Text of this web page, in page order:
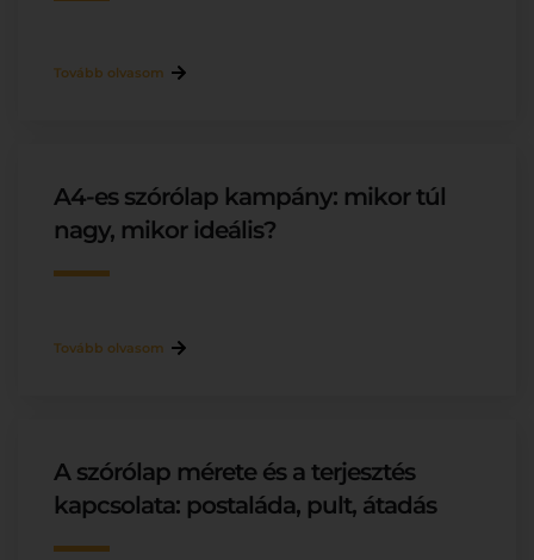
Tovább olvasom
A4-es szórólap kampány: mikor túl
nagy, mikor ideális?
Tovább olvasom
A szórólap mérete és a terjesztés
kapcsolata: postaláda, pult, átadás